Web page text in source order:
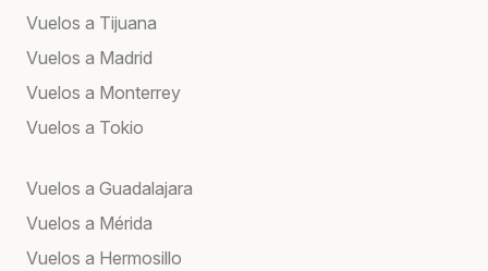
Vuelos a Tijuana
Vuelos a Madrid
Vuelos a Monterrey
Vuelos a Tokio
Vuelos a Guadalajara
Vuelos a Mérida
Vuelos a Hermosillo